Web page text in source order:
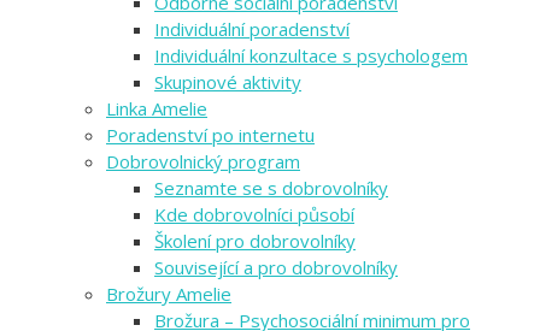
Individuální poradenství
Individuální konzultace s psychologem
Skupinové aktivity
Linka Amelie
Poradenství po internetu
Dobrovolnický program
Seznamte se s dobrovolníky
Kde dobrovolníci působí
Školení pro dobrovolníky
Související a pro dobrovolníky
Brožury Amelie
Brožura – Psychosociální minimum pro